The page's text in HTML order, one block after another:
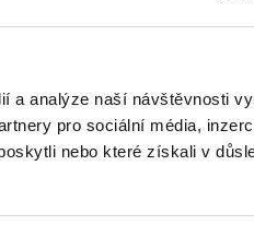
a analýze naší návštěvnosti
pro sociální média,
nebo které získali v
pro všechny
ale
smluvních